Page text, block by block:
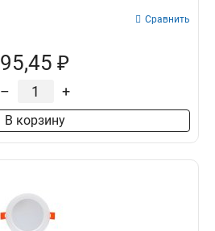
Сравнить
95,45 ₽
– +
В корзину